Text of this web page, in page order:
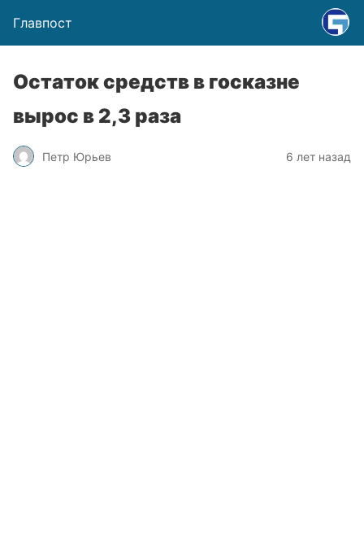
Главпост
Остаток средств в госказне
вырос в 2,3 раза
Петр Юрьев 6 лет назад